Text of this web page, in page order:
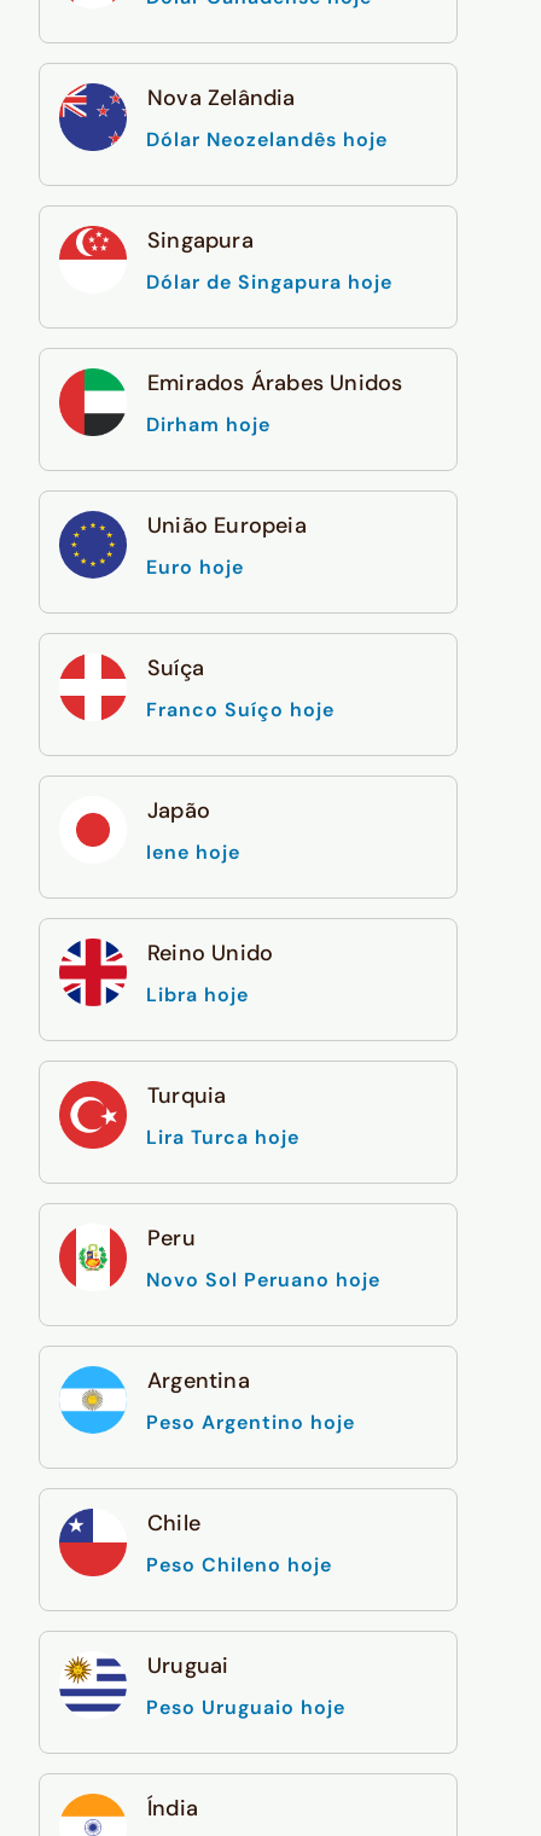
Nova Zelândia
Dólar Neozelandês hoje
Singapura
Dólar de Singapura hoje
Emirados Árabes Unidos
Dirham hoje
União Europeia
Euro hoje
Suíça
Franco Suíço hoje
Japão
Iene hoje
Reino Unido
Libra hoje
Turquia
Lira Turca hoje
Peru
Novo Sol Peruano hoje
Argentina
Peso Argentino hoje
Chile
Peso Chileno hoje
Uruguai
Peso Uruguaio hoje
Índia